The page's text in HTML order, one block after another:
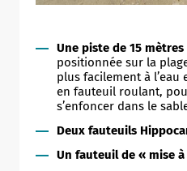
Une piste de 15
positionnée sur la
plus facilement à
en fauteuil roulant,
s’enfoncer dans le
Deux fauteuils
Un fauteuil de « mise à